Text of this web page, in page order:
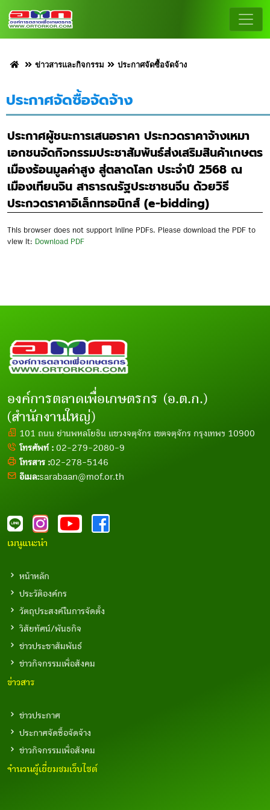
ข่าวสารและกิจกรรม ประกาศจัดซื้อจัดจ้าง
ประกาศจัดซื้อจัดจ้าง
ประกาศผู้ชนะการเสนอราคา ประกวดราคาจ้างเหมา
เอกชนจัดกิจกรรมประชาสัมพันธ์ส่งเสริมสินค้าเกษตร
เมืองร้อนมูลค่าสูง สู่ตลาดโลก ประจำปี 2568 ณ
เมืองเทียนจิน สาธารณรัฐประชาชนจีน ด้วยวิธี
ประกวดราคาอิเล็กทรอนิกส์ (e-bidding)
This browser does not support inline PDFs. Please download the PDF to
view it: Download PDF
องค์การตลาดเพื่อเกษตรกร (อ.ต.ก.)
(สำนักงานใหญ่)
101 ถนน ย่านพหลโยธิน แขวงจตุจักร เขตจตุจักร กรุงเทพฯ 10900
โทรศัพท์ : 02-279-2080-9
โทรสาร :02-278-5146
อีเมล:sarabaan@mof.or.th
เมนูแนะนำ
หน้าหลัก
ประวัติองค์กร
วัตถุประสงค์ในการจัดตั้ง
วิสัยทัศน์/พันธกิจ
ข่าวประชาสัมพันธ์
ข่าวกิจกรรมเพื่อสังคม
ข่าวสาร
ข่าวประกาศ
ประกาศจัดซื้อจัดจ้าง
ข่าวกิจกรรมเพื่อสังคม
จำนวนผู้เยี่ยมชมเว็บไซต์